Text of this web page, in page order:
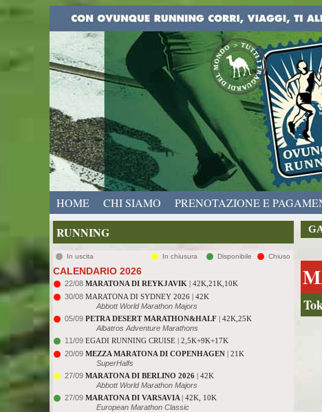
HOME CHI SIAMO PRENOTAZIONE E
RUNNING
In uscita In chiusura Disponibile Chiuso
CALENDARIO 2026
22/08 MARATONA DI REYKJAVIK | 42K,21K,10K
30/08 MARATONA DI SYDNEY 2026 | 42K
Abbott World Marathon Majors
05/09 PETRA DESERT MARATHON&HALF | 42K,25K
Albatros Adventure Marathons
11/09 EGADI RUNNING CRUISE | 2,5K+9K+17K
20/09 MEZZA MARATONA DI COPENHAGEN | 21K
SuperHalfs
27/09 MARATONA DI BERLINO 2026 | 42K
Abbott World Marathon Majors
27/09 MARATONA DI VARSAVIA | 42K, 10K
European Marathon Classic